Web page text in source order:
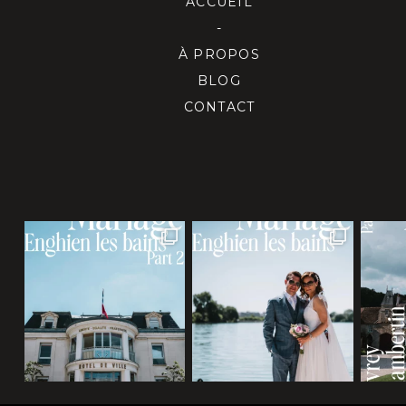
-
À PROPOS
BLOG
CONTACT